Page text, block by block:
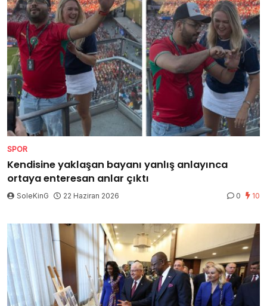
SPOR
Kendisine yaklaşan bayanı yanlış anlayınca
ortaya enteresan anlar çıktı
SoleKinG 22 Haziran 2026 0 10